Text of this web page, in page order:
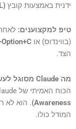
ידנית באמצעות קובץ
טיפ למקצוענים:
(בווינדוס) או
הצד.
מה Claude מסוגל לעשות בתוך האקסל שלכם?
הכוח האמיתי של Claude ב-Excel טמון ב
Awareness) . הוא לא
המודל כולו.